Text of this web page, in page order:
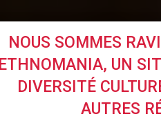
NOUS SOMMES
ETHNOMANIA, UN
DIVERSITÉ
AUTRES